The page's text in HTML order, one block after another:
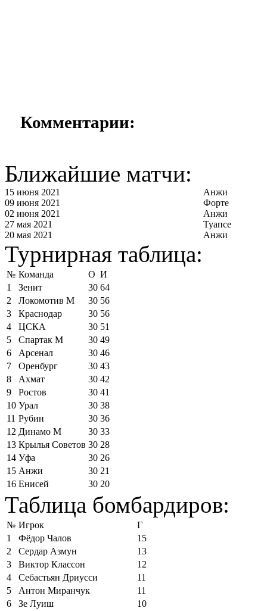
Комментарии:
Ближайшие матчи:
15 июня 2021
Анжи
09 июня 2021
Форте
02 июня 2021
Анжи
27 мая 2021
Туапсе
20 мая 2021
Анжи
Турнирная таблица:
№ Команда О И
1
Зенит 30 64
2
Локомотив М 30 56
3
Краснодар 30 56
4
ЦСКА 30 51
5
Спартак М 30 49
6
Арсенал 30 46
7
Оренбург 30 43
8
Ахмат 30 42
9
Ростов 30 41
10 Урал 30 38
11 Рубин 30 36
12 Динамо М 30 33
13 Крылья Советов 30 28
14 Уфа 30 26
15 Анжи 30 21
16 Енисей 30 20
Таблица бомбардиров:
№ Игрок
Г
1
Фёдор Чалов
15
2
Сердар Азмун
13
3
Виктор Классон
12
4
Себастьян Дриусси
11
5
Антон Миранчук
11
6
Зе Луиш
10